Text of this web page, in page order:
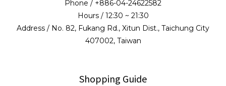
Phone / +886-04-24622582
Hours / 12:30 ~ 21:30
Address / No. 82, Fukang Rd., Xitun Dist., Taichung City
407002, Taiwan
Shopping Guide